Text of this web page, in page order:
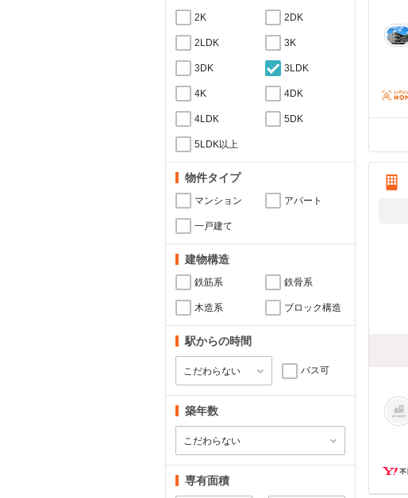
2K 2DK
2LDK 3K
3DK 3LDK
4K 4DK
4LDK 5DK
5LDK以上
物件タイプ
マンション アパート
一戸建て
建物構造
鉄筋系 鉄骨系
木造系 ブロック構造
駅からの時間
バス可
築年数
専有面積